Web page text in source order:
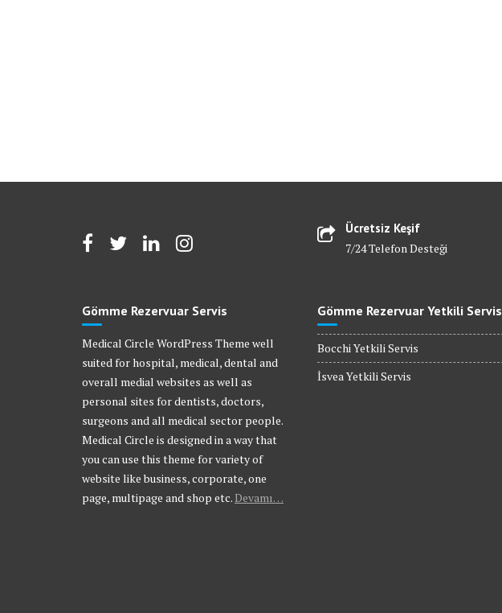
Ücretsiz Keşif
7/24 Telefon Desteği
Gömme Rezervuar Servis
Medical Circle WordPress Theme well
suited for hospital, medical, dental and
overall medial websites as well as
personal sites for dentists, doctors,
surgeons and all medical sector people.
Medical Circle is designed in a way that
you can use this theme for variety of
website like business, corporate, one
page, multipage and shop etc.Devamı…
Gömme Rezervuar Yetkili Servis
Bocchi Yetkili Servis
İsvea Yetkili Servis